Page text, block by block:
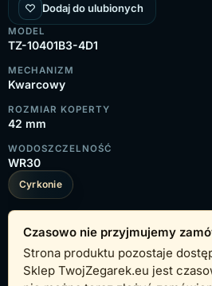
Dodaj do ulubionych
MODEL
TZ-10401B3-4D1
MECHANIZM
Kwarcowy
ROZMIAR KOPERTY
42 mm
WODOSZCZELNOŚĆ
WR30
Cyrkonie
Czasowo nie przyjmujemy
Strona produktu pozostaje
Sklep TwojZegarek.eu jest